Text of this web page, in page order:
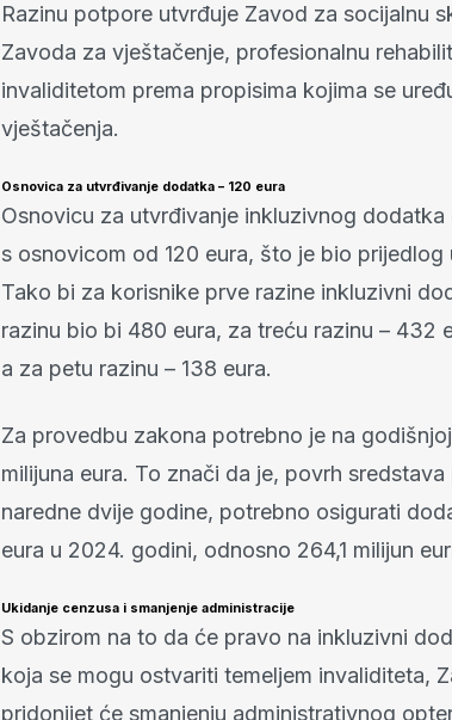
Razinu potpore utvrđuje Zavod za socijalnu
Zavoda za vještačenje, profesionalnu
invaliditetom prema propisima kojima se
vještačenja.
Osnovica za utvrđivanje dodatka – 120 eura
Osnovicu za utvrđivanje inkluzivnog
s osnovicom od 120 eura, što je bio prijedlog
Tako bi za korisnike prve razine inkluzivni
razinu bio bi 480 eura, za treću razinu – 432
a za petu razinu – 138 eura.
Za provedbu zakona potrebno je na
milijuna eura. To znači da je, povrh
naredne dvije godine, potrebno osigurati
eura u 2024. godini, odnosno 264,1 milijun
Ukidanje cenzusa i smanjenje administracije
S obzirom na to da će pravo na inkluzivni
koja se mogu ostvariti temeljem invaliditeta,
pridonijet će smanjenju administrativnog